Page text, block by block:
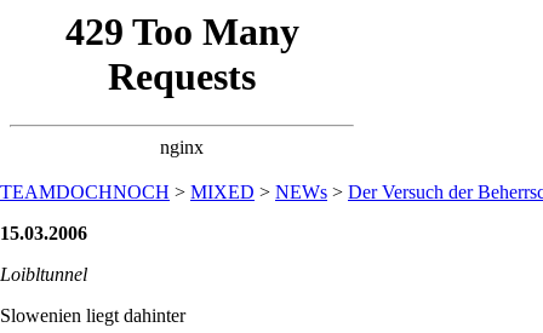
TEAMDOCHNOCH > MIXED > NEWs > Der Versuch der
15.03.2006
Loibltunnel
Slowenien liegt dahinter